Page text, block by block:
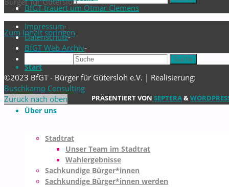
Zum Inhalt springen
Start
Über uns
Stadtrat
Unser Team im Stadtrat
Wahlergebnisse
Sachkundige Bürger*innen
Sachkundige Bürger*innen werden
BfGT trauert um Otmar Clemens
Impressum-
Datenschutz-
BfGT Web Archiv-
Suche
©2023 BfGT - Bürger für Gütersloh e.V. | Realisierung:
Buschkamp Consulting
PRÄSENTIERT VON SEPTERA&
Zurück nach oben